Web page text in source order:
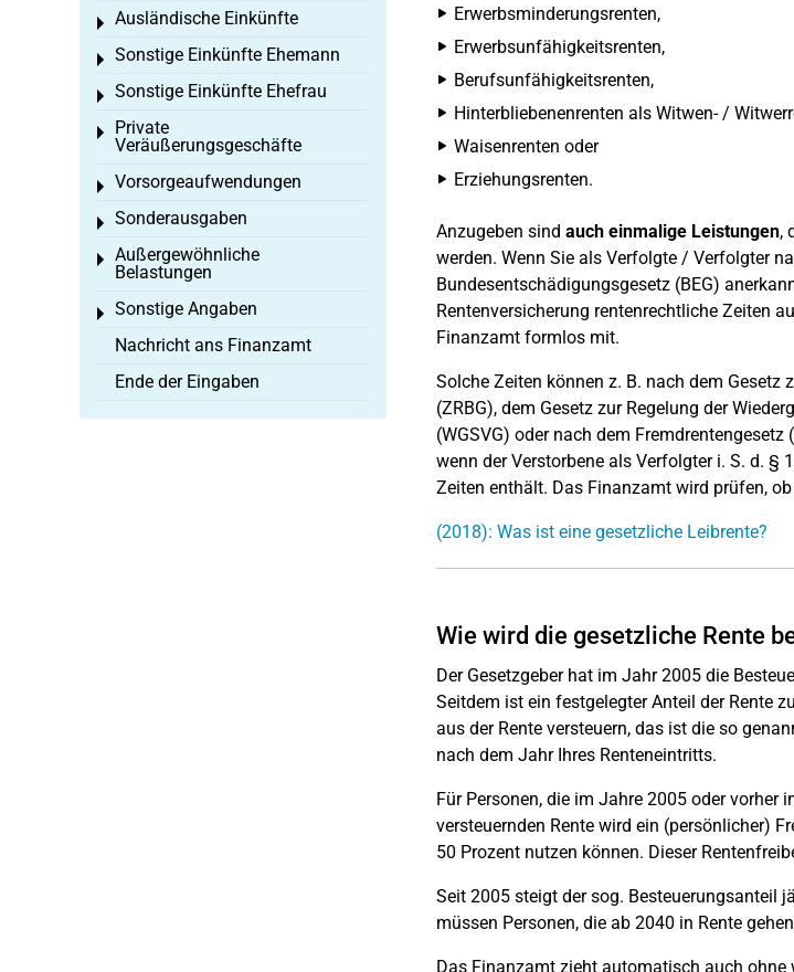
Erwerbsminderungsrenten,
Erwerbsunfähigkeitsrenten,
Berufsunfähigkeitsrenten,
Hinterbliebenenrenten als Witwen- /
Waisenrenten oder
Erziehungsrenten.
Anzugeben sind auch einmalige Leistungen,
werden. Wenn Sie als Verfolgte / Verfolgter
Bundesentschädigungsgesetz (BEG)
Rentenversicherung rentenrechtliche Zeiten
Finanzamt formlos mit.
Solche Zeiten können z. B. nach dem
(ZRBG), dem Gesetz zur Regelung der
(WGSVG) oder nach dem
wenn der Verstorbene als Verfolgter i. S. d. §
Zeiten enthält. Das Finanzamt wird prüfen,
(2018): Was ist eine gesetzliche Leibrente?
Wie wird die gesetzliche Rente
Der Gesetzgeber hat im Jahr 2005 die
Seitdem ist ein festgelegter Anteil der Rente
aus der Rente versteuern, das ist die so
nach dem Jahr Ihres Renteneintritts.
Für Personen, die im Jahre 2005 oder vorher
versteuernden Rente wird ein (persönlicher)
50 Prozent nutzen können. Dieser
Seit 2005 steigt der sog. Besteuerungsanteil
müssen Personen, die ab 2040 in Rente
Das Finanzamt zieht automatisch auch
Ausländische Einkünfte
Toggle menu
Sonstige Einkünfte Ehemann
Toggle menu
Sonstige Einkünfte Ehefrau
Toggle menu
Private
Veräußerungsgeschäfte
Toggle menu
Vorsorgeaufwendungen
Toggle menu
Sonderausgaben
Toggle menu
Außergewöhnliche
Belastungen
Toggle menu
Sonstige Angaben
Toggle menu
Nachricht ans Finanzamt
Ende der Eingaben